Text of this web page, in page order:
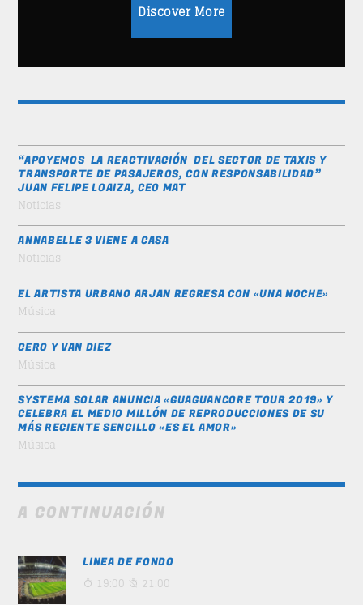
Discover More
“APOYEMOS LA REACTIVACIÓN DEL SECTOR DE TAXIS Y
TRANSPORTE DE PASAJEROS, CON RESPONSABILIDAD”
JUAN FELIPE LOAIZA, CEO MAT
Noticias
ANNABELLE 3 VIENE A CASA
Noticias
EL ARTISTA URBANO ARJAN REGRESA CON «UNA NOCHE»
Música
CERO Y VAN DIEZ
Música
SYSTEMA SOLAR ANUNCIA «GUAGUANCORE TOUR 2019» Y
CELEBRA EL MEDIO MILLÓN DE REPRODUCCIONES DE SU
MÁS RECIENTE SENCILLO «ES EL AMOR»
Música
A CONTINUACIÓN
LINEA DE FONDO
19:00 21:00